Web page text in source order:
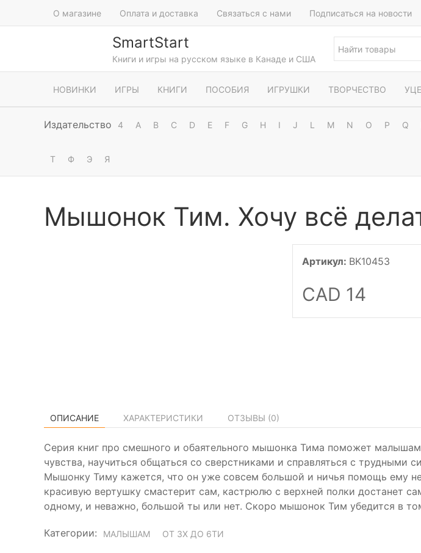
О магазине Оплата и доставка Связаться с нами Подписаться на новости
SmartStart
Книги и игры на русском языке в Канаде и США
НОВИНКИ ИГРЫ КНИГИ ПОСОБИЯ ИГРУШКИ ТВОРЧЕСТВО
Издательство 4 A B C D E F G H I J L M N O P Q
Т Ф Э Я
Мышонок Тим. Хочу всё
Артикул: BK10453
CAD 14
ОПИСАНИЕ ХАРАКТЕРИСТИКИ ОТЗЫВЫ (0)
Серия книг про смешного и обаятельного мышонка Тима поможет малышам
чувства, научиться общаться со сверстниками и справляться с трудными
Мышонку Тиму кажется, что он уже совсем большой и ничья помощь ему
красивую вертушку смастерит сам, кастрюлю с верхней полки достанет
одному, и неважно, большой ты или нет. Скоро мышонок Тим убедится в
Категории: МАЛЫШАМ ОТ 3Х ДО 6ТИ